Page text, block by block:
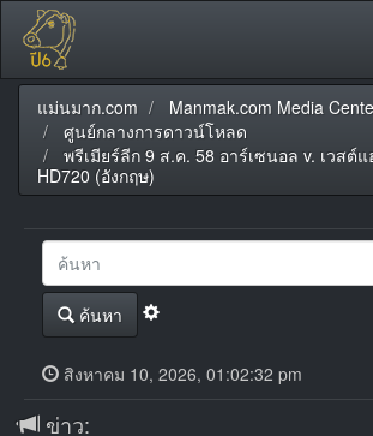
แม่นมาก.com
Manmak.com Media
ศูนย์กลางการดาวน์โหลด
พรีเมียร์ลีก 9 ส.ค. 58 อาร์เซนอล v. เวสต์
HD720 (อังกฤษ)
ค้นหา
สิงหาคม 10, 2026, 01:02:32 pm
ข่าว: